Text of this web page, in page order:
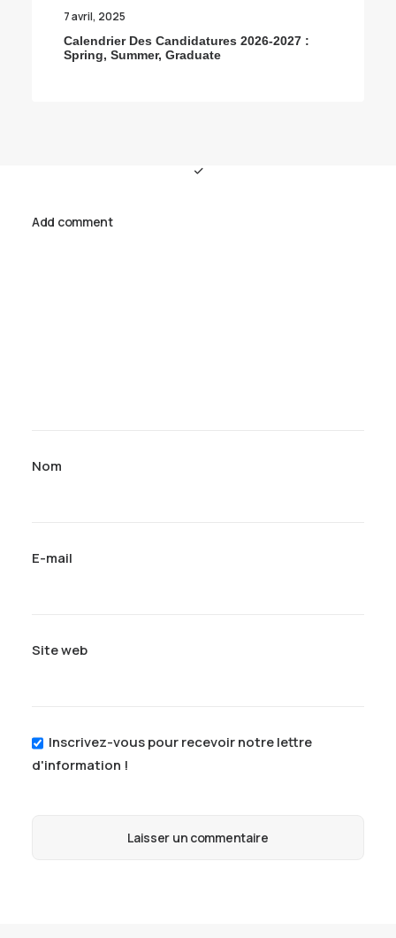
7 avril, 2025
Calendrier Des Candidatures 2026-2027 :
Spring, Summer, Graduate
Add comment
Nom
E-mail
Site web
Inscrivez-vous pour recevoir notre lettre
d'information !